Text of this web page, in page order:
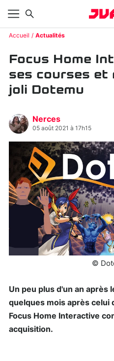
Accueil Actualités
Focus Home
ses courses et
joli Dotemu
Nerces
05 août 2021 à 17h15
©
Un peu plus d'un an après
quelques mois après celui
Focus Home Interactive
acquisition.